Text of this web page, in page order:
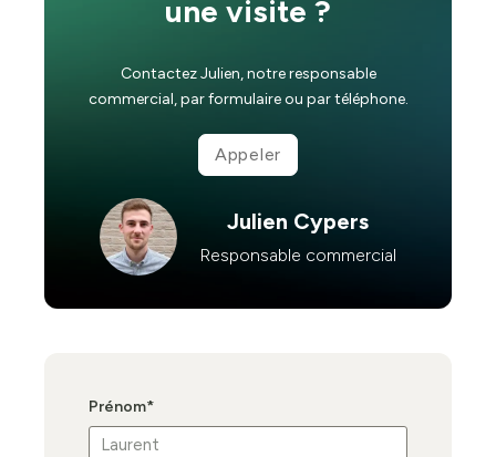
une visite ?
Contactez Julien, notre responsable
commercial, par formulaire ou par téléphone.
Appeler
Julien Cypers
Responsable commercial
Prénom*